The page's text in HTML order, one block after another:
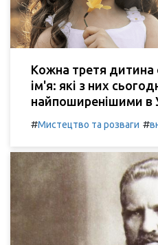
Кожна третя дитина
ім'я: які з них
найпоширенішими в
#Мистецтво та розваги #